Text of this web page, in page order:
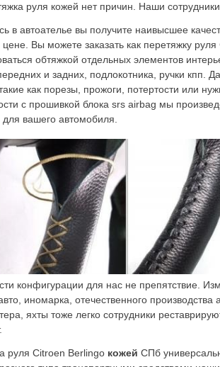
руля кожей нет причин. Наши
в автоателье вы получите наивысшее
цене. Вы можете заказать как перетяжку
обтяжкой отдельных элементов
и задних, подлокотника, ручки кпп.
как порезы, прожоги, потертости или
с прошивкой блока srs airbag мы
вашего автомобиля.
конфигурации для нас не препятствие.
иномарка, отечественного
яхты тоже легко сотрудники
руля Citroen Berlingo кожей СПб